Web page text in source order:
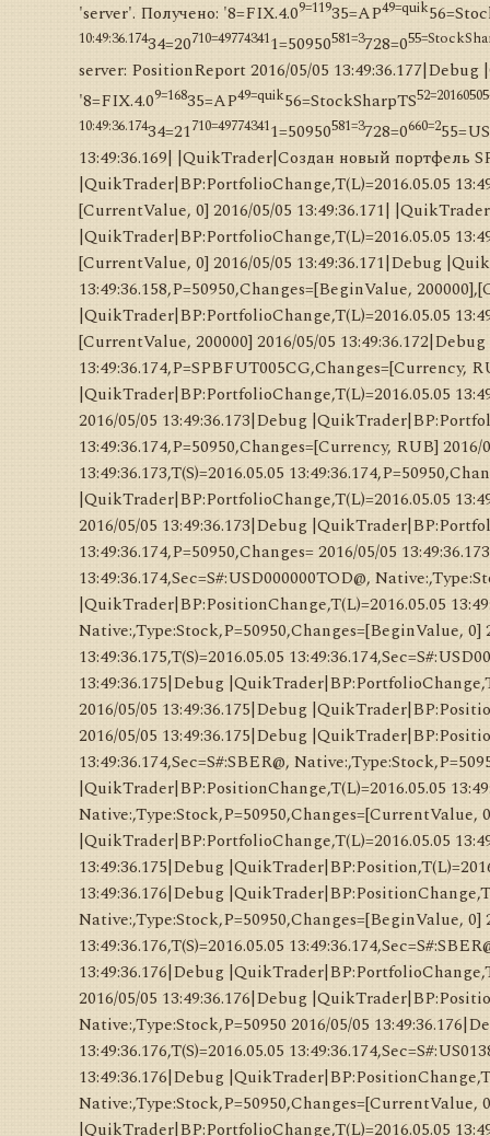
'server'. Получено: '8=FIX.4.09=11935=AP49=quik
10:49:36.17434=20710=497743411=50950581=3728=0
server: PositionReport 2016/05/05
'8=FIX.4.09=16835=AP49=quik56=StockSharpTS
10:49:36.17434=21710=497743411=50950581=3728=0660=2
13:49:36.169| |QuikTrader|Создан новый портфель
|QuikTrader|BP:PortfolioChange,T(L)=2016.05.05
[CurrentValue, 0] 2016/05/05 13:49:36.171|
|QuikTrader|BP:PortfolioChange,T(L)=2016.05.05
[CurrentValue, 0] 2016/05/05 13:49:36.171|Debug
13:49:36.158,P=50950,Changes=[BeginValue,
|QuikTrader|BP:PortfolioChange,T(L)=2016.05.05
[CurrentValue, 200000] 2016/05/05
13:49:36.174,P=SPBFUT005CG,Changes=[Currency,
|QuikTrader|BP:PortfolioChange,T(L)=2016.05.05
2016/05/05 13:49:36.173|Debug
13:49:36.174,P=50950,Changes=[Currency, RUB]
13:49:36.173,T(S)=2016.05.05
|QuikTrader|BP:PortfolioChange,T(L)=2016.05.05
2016/05/05 13:49:36.173|Debug
13:49:36.174,P=50950,Changes= 2016/05/05
13:49:36.174,Sec=S#:USD000000TOD@,
|QuikTrader|BP:PositionChange,T(L)=2016.05.05
Native:,Type:Stock,P=50950,Changes=[BeginValue,
13:49:36.175,T(S)=2016.05.05
13:49:36.175|Debug
2016/05/05 13:49:36.175|Debug
2016/05/05 13:49:36.175|Debug
13:49:36.174,Sec=S#:SBER@,
|QuikTrader|BP:PositionChange,T(L)=2016.05.05
Native:,Type:Stock,P=50950,Changes=[CurrentValue,
|QuikTrader|BP:PortfolioChange,T(L)=2016.05.05
13:49:36.175|Debug
13:49:36.176|Debug
Native:,Type:Stock,P=50950,Changes=[BeginValue,
13:49:36.176,T(S)=2016.05.05
13:49:36.176|Debug
2016/05/05 13:49:36.176|Debug
Native:,Type:Stock,P=50950 2016/05/05
13:49:36.176,T(S)=2016.05.05
13:49:36.176|Debug
Native:,Type:Stock,P=50950,Changes=[CurrentValue,
|QuikTrader|BP:PortfolioChange,T(L)=2016.05.05